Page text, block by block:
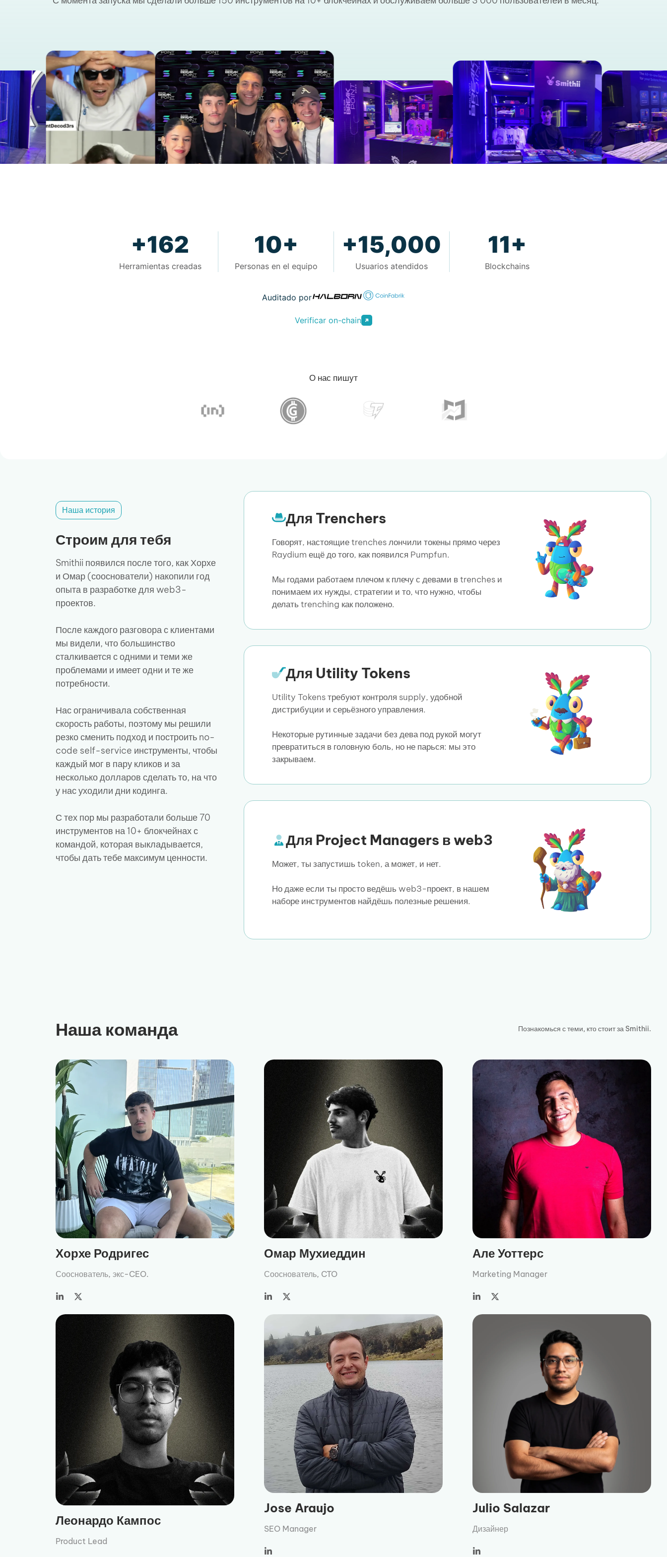
+162
Herramientas creadas
10+
Personas en el equipo
+15,000
Usuarios atendidos
11+
Blockchains
Auditado por
Verificar on-chain
О нас пишут
Наша история
Строим для тебя
Smithii появился после того, как Хорхе
и Омар (сооснователи) накопили год
опыта в разработке для web3-
проектов.
После каждого разговора с клиентами
мы видели, что большинство
сталкивается с одними и теми же
проблемами и имеет одни и те же
потребности.
Нас ограничивала собственная
скорость работы, поэтому мы решили
резко сменить подход и построить no-
code self-service инструменты, чтобы
каждый мог в пару кликов и за
несколько долларов сделать то, на что
у нас уходили дни кодинга.
С тех пор мы разработали больше 70
инструментов на 10+ блокчейнах с
командой, которая выкладывается,
чтобы дать тебе максимум ценности.
Для Trenchers
Говорят, настоящие trenches лончили токены прямо через
Raydium ещё до того, как появился Pumpfun.
Мы годами работаем плечом к плечу с девами в trenches и
понимаем их нужды, стратегии и то, что нужно, чтобы
делать trenching как положено.
Для Utility Tokens
Utility Tokens требуют контроля supply, удобной
дистрибуции и серьёзного управления.
Некоторые рутинные задачи без дева под рукой могут
превратиться в головную боль, но не парься: мы это
закрываем.
Для Project Managers в web3
Может, ты запустишь token, а может, и нет.
Но даже если ты просто ведёшь web3-проект, в нашем
наборе инструментов найдёшь полезные решения.
Наша команда Познакомься с теми, кто стоит за Smithii.
Хорхе Родригес
Сооснователь, экс-CEO.
Омар Мухиеддин
Сооснователь, CTO
Але Уоттерс
Marketing Manager
Леонардо Кампос
Product Lead
Jose Araujo
SEO Manager
Julio Salazar
Дизайнер